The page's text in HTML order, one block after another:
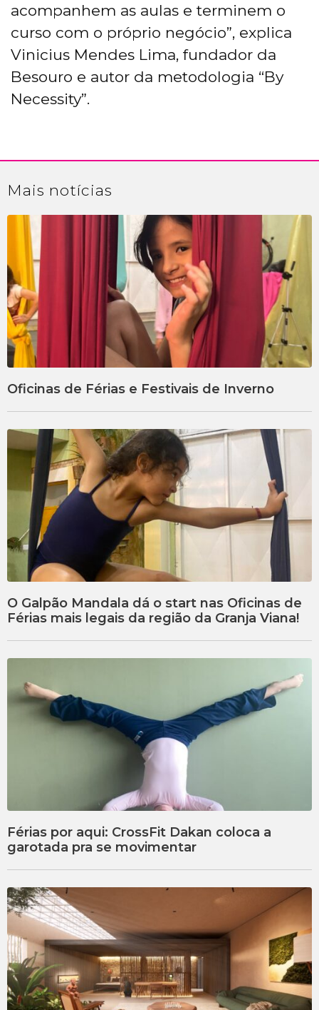
acompanhem as aulas e terminem o
curso com o próprio negócio”, explica
Vinicius Mendes Lima, fundador da
Besouro e autor da metodologia “By
Necessity”.
Mais notícias
Oficinas de Férias e Festivais de Inverno
O Galpão Mandala dá o start nas Oficinas de
Férias mais legais da região da Granja Viana!
Férias por aqui: CrossFit Dakan coloca a
garotada pra se movimentar